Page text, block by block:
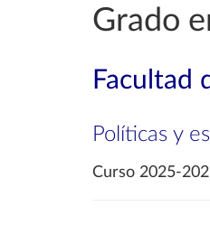
Grado
Facultad
Políticas y
Curso 2025-